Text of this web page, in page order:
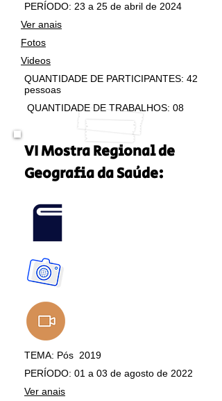
PERÍODO: 23 a 25 de abril de 2024
Ver anais
Fotos
Videos
QUANTIDADE DE PARTICIPANTES: 42
pessoas
QUANTIDADE DE TRABALHOS: 08
VI Mostra Regional de
Geografia da Saúde:
TEMA: Pós 2019
PERÍODO: 01 a 03 de agosto de 2022
Ver anais